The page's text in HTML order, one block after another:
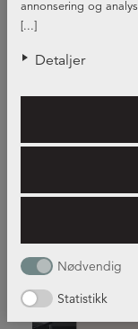
[...]
annonsering og
informasjon du har
Detaljer
Nødvendig
Statistikk